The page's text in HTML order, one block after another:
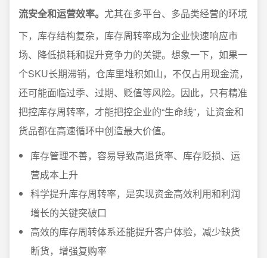
流安全和运营效率。 尤其在多平台、多品类经营的环境
下，库存结构复杂，库存周转率成为企业快速响应市
场、降低损耗和提升竞争力的关键。想象一下，如果一
个SKU长期滞销，仓库里堆积如山，不仅占用现金流，
还可能面临过季、过期、贬值等风险。因此，只有精准
把控库存周转率，才能把控企业的“生命线”，让资金和
货品都在高速循环中创造最大价值。
库存管理不善，容易导致高退货率、库存贬损、运
营成本上升
科学提升库存周转率，是实现资金高效利用和利润
增长的关键突破口
高效的库存周转体系还能提升客户体验，减少缺货
断货，增强复购率